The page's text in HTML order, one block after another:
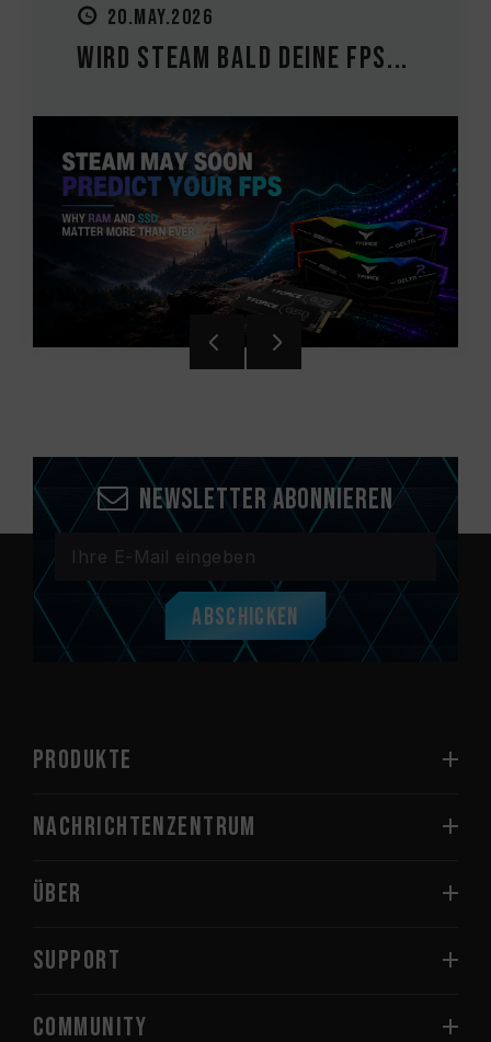
27.MAY.2026
PC-Upgrade-Leitfaden: Sol...
Newsletter abonnieren
Abschicken
PRODUKTE
Nachrichtenzentrum
Über
SUPPORT
COMMUNITY